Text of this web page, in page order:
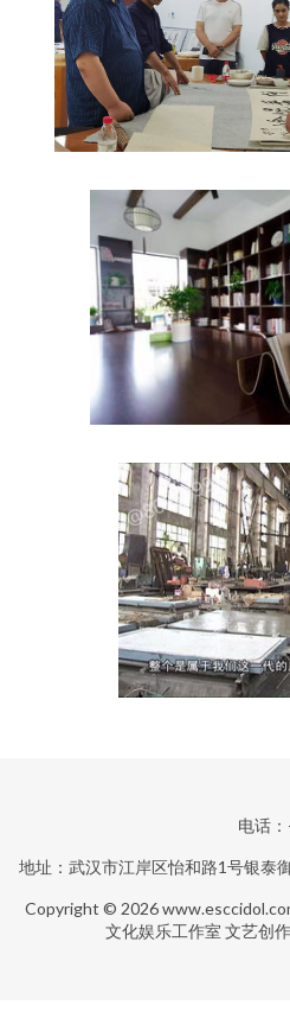
电话
地址：武汉市江岸区怡和路1号银泰
Copyright © 2026
文化娱乐工作室 文艺创作